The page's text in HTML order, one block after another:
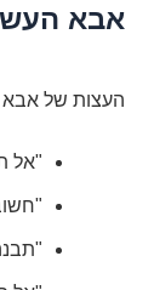
אבא
העצות של אבא
"אל